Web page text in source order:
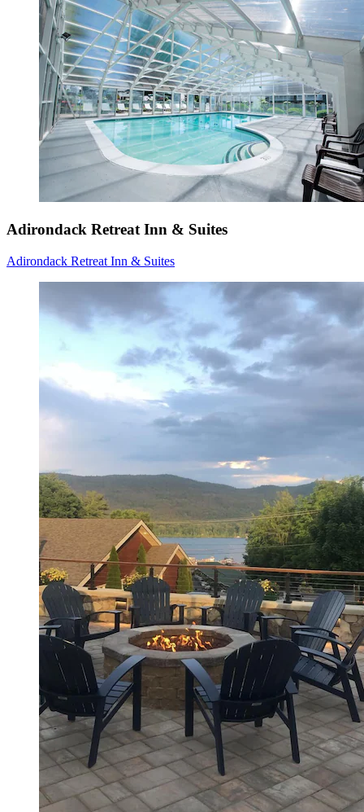
Adirondack Retreat Inn & Suites
Adirondack Retreat Inn & Suites